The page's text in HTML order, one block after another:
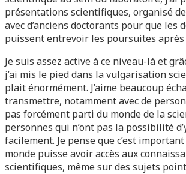
présentations scientifiques, organisé
avec d’anciens doctorants pour que les
puissent entrevoir les poursuites après
Je suis assez active à ce niveau-là et
j’ai mis le pied dans la vulgarisation
plait énormément. J’aime beaucoup
transmettre, notamment avec de
pas forcément parti du monde de la
personnes qui n’ont pas la possibilité
facilement. Je pense que c’est
monde puisse avoir accès aux
scientifiques, même sur des sujets